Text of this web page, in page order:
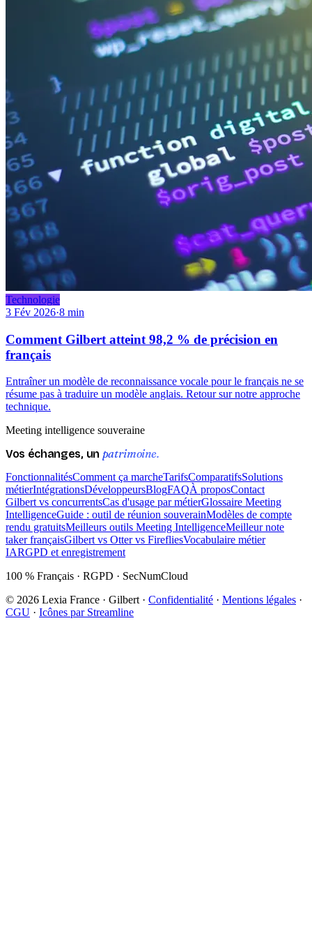
Technologie
3 Fév 2026·8 min
Comment Gilbert atteint 98,2 % de précision en
français
Entraîner un modèle de reconnaissance vocale pour le français ne se
résume pas à traduire un modèle anglais. Retour sur notre approche
technique.
Meeting intelligence souveraine
Vos échanges, un patrimoine.
FonctionnalitésComment ça marcheTarifsComparatifsSolutions
métierIntégrationsDéveloppeursBlogFAQÀ proposContact
Gilbert vs concurrentsCas d'usage par métierGlossaire Meeting
IntelligenceGuide : outil de réunion souverainModèles de compte
rendu gratuitsMeilleurs outils Meeting IntelligenceMeilleur note
taker françaisGilbert vs Otter vs FirefliesVocabulaire métier
IARGPD et enregistrement
100 % Français · RGPD · SecNumCloud
© 2026 Lexia France · Gilbert · Confidentialité · Mentions légales ·
CGU · Icônes par Streamline